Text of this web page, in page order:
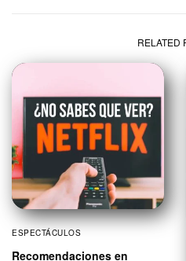
RELATED
ESPECTÁCULOS
Recomendaciones en